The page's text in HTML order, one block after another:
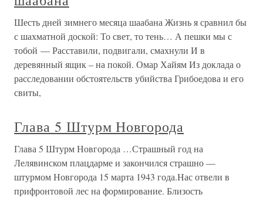
Шесть дней зимнего месяца шаабана Жизнь я сравнил бы
с шахматной доской: То свет, то тень… А пешки мы с
тобой — Расставили, подвигали, смахнули И в
деревянный ящик – на покой. Омар Хайям Из доклада о
расследовании обстоятельств убийства Грибоедова и его
свиты,
Глава 5 Штурм Новгорода
Глава 5 Штурм Новгорода …Страшный год на
Лелявинском плацдарме и закончился страшно —
штурмом Новгорода 15 марта 1943 года.Нас отвели в
прифронтовой лес на формирование. Близость